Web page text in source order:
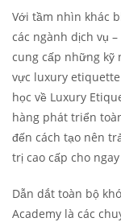
Với tầm nhìn khác
các ngành dịch vụ
cung cấp những kỹ
vực luxury
học về Luxury
hàng phát triển
đến cách tạo nên
trị cao cấp cho
Dẫn dắt toàn bộ
Academy là các